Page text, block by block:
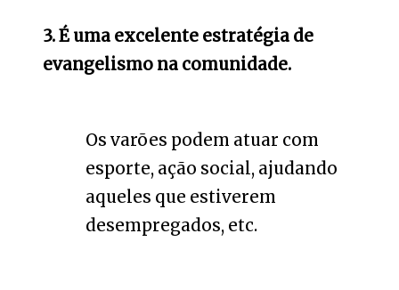
3. É uma excelente estratégia de
evangelismo na comunidade.
Os varões podem atuar com
esporte, ação social, ajudando
aqueles que estiverem
desempregados, etc.